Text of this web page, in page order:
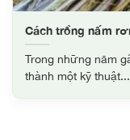
Cách trồng nấm
Trong những năm
thành một kỹ thuật...